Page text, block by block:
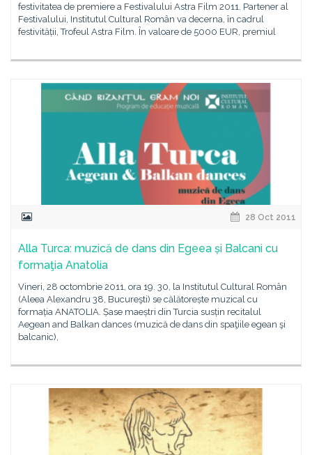
festivitatea de premiere a Festivalului Astra Film 2011. Partener al
Festivalului, Institutul Cultural Român va decerna, în cadrul
festivității, Trofeul Astra Film. În valoare de 5000 EUR, premiul
28 Oct 2011
Alla Turca: muzică de dans din Egeea și Balcani cu
formaţia Anatolia
Vineri, 28 octombrie 2011, ora 19. 30, la Institutul Cultural Român
(Aleea Alexandru 38, Bucureşti) se călătorește muzical cu
formația ANATOLIA. Șase maeștri din Turcia susțin recitalul
Aegean and Balkan dances (muzică de dans din spaţiile egean şi
balcanic),